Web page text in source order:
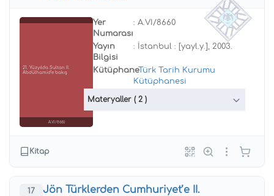
21. Yüzyılda Sultan II.
Abdülhamid’e bakış
A.VI/8660
Yer
Numarası
: A.VI/8660
Yayın
Bilgisi
: İstanbul : [yayl.y.], 2003.
Kütüphane
:Türk Tarih Kurumu
Kütüphanesi
Materyaller ( 2 )
Kitap
17
Jön Türklerden Cumhuriyet’e II.